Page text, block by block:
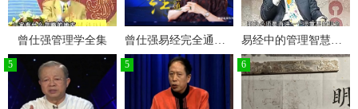
曾仕强管理学全集 曾仕强易经完全通高级篇课程全集 易经中的管理智慧曾仕强
5 5 6